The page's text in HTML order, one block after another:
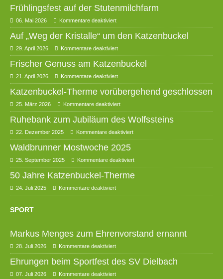
Frühlingsfest auf der Stutenmilchfarm
06. Mai 2026 Kommentare deaktiviert
Auf „Weg der Kristalle“ um den Katzenbuckel
29. April 2026 Kommentare deaktiviert
Frischer Genuss am Katzenbuckel
21. April 2026 Kommentare deaktiviert
Katzenbuckel-Therme vorübergehend geschlossen
25. März 2026 Kommentare deaktiviert
Ruhebank zum Jubiläum des Wolfssteins
22. Dezember 2025 Kommentare deaktiviert
Waldbrunner Mostwoche 2025
25. September 2025 Kommentare deaktiviert
50 Jahre Katzenbuckel-Therme
24. Juli 2025 Kommentare deaktiviert
SPORT
Markus Menges zum Ehrenvorstand ernannt
28. Juli 2026 Kommentare deaktiviert
Ehrungen beim Sportfest des SV Dielbach
07. Juli 2026 Kommentare deaktiviert